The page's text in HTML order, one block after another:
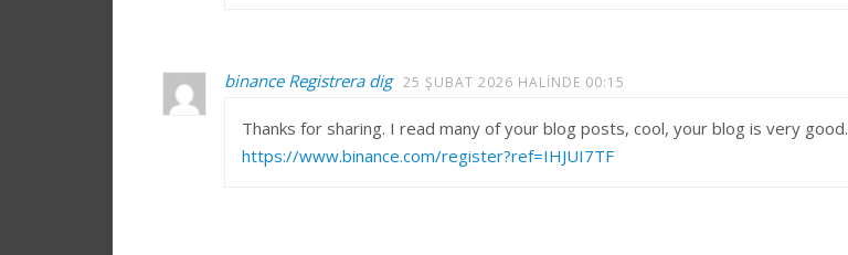
binance Registrera dig 25 ŞUBAT 2026 HALINDE 00:15
Thanks for sharing. I read many of your blog posts, cool, your blog is very good.
https://www.binance.com/register?ref=IHJUI7TF